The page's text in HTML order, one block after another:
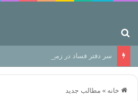
سر دفتر فساد در زمین‌، دوری
خانه » مطالب جدید